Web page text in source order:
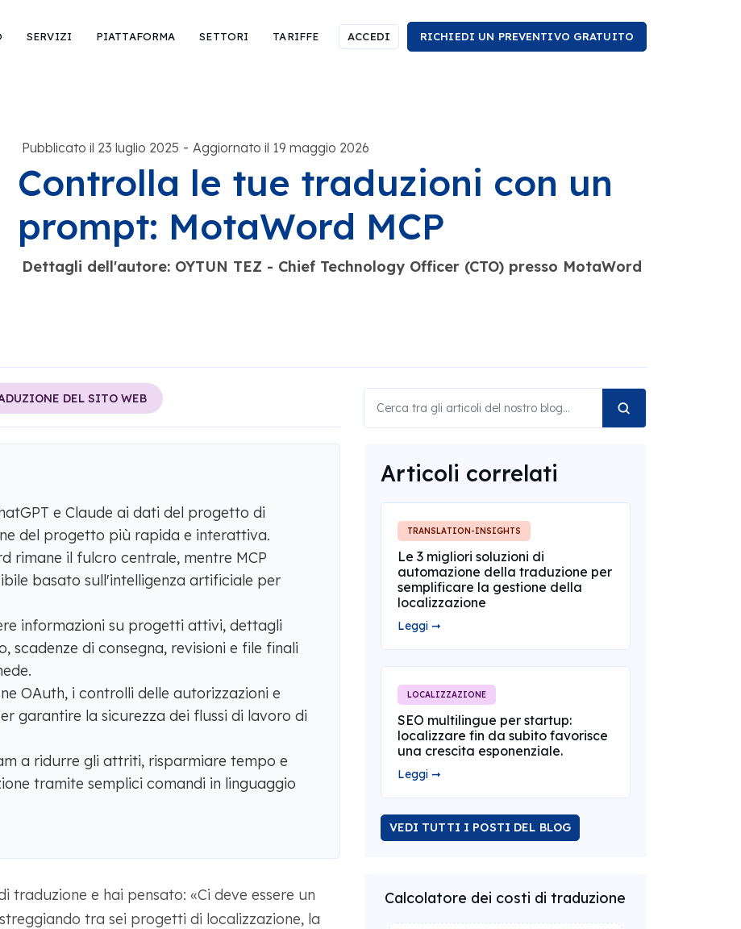
SERVIZI PIATTAFORMA SETTORI TARIFFE ACCEDI RICHIEDI UN PREVENTIVO GRATUITO
Pubblicato il 23 luglio 2025 - Aggiornato il 19 maggio 2026
Controlla le tue traduzioni con un
prompt: MotaWord MCP
Dettagli dell'autore: OYTUN TEZ - Chief Technology Officer (CTO) presso MotaWord
DEL SITO WEB
e Claude ai dati del progetto di
del progetto più rapida e interattiva.
rimane il fulcro centrale, mentre MCP
basato sull'intelligenza artificiale per
informazioni su progetti attivi, dettagli
scadenze di consegna, revisioni e file finali
OAuth, i controlli delle autorizzazioni e
garantire la sicurezza dei flussi di lavoro di
a ridurre gli attriti, risparmiare tempo e
tramite semplici comandi in linguaggio
e hai pensato: «Ci deve essere un
tra sei progetti di localizzazione, la
Articoli correlati
TRANSLATION-INSIGHTS
Le 3 migliori soluzioni di
automazione della traduzione per
semplificare la gestione della
localizzazione
Leggi ➞
LOCALIZZAZIONE
SEO multilingue per startup:
localizzare fin da subito favorisce
una crescita esponenziale.
Leggi ➞
VEDI TUTTI I POSTI DEL BLOG
Calcolatore dei costi di traduzione